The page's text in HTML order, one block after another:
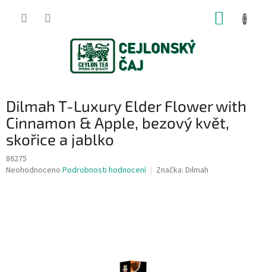
Dilmah T-Luxury Elder Flower with
Cinnamon & Apple, bezový květ,
skořice a jablko
86275
Průměrné
Neohodnoceno Podrobnosti hodnocení Značka: Dilmah